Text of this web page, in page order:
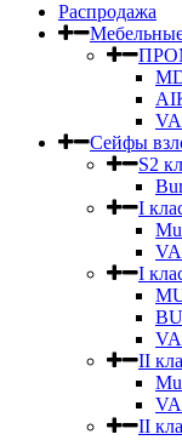
Распродажа
Сейфы
S2
I
I
II
II